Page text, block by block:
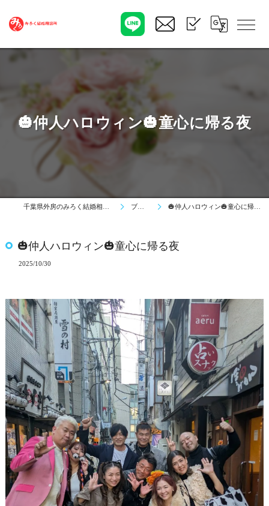
🎃仲人ハロウィン🎃童心に帰る夜
ブログ 🎃仲人ハロウィン🎃童心に帰る夜
🎃仲人ハロウィン🎃童心に帰る夜
2025/10/30